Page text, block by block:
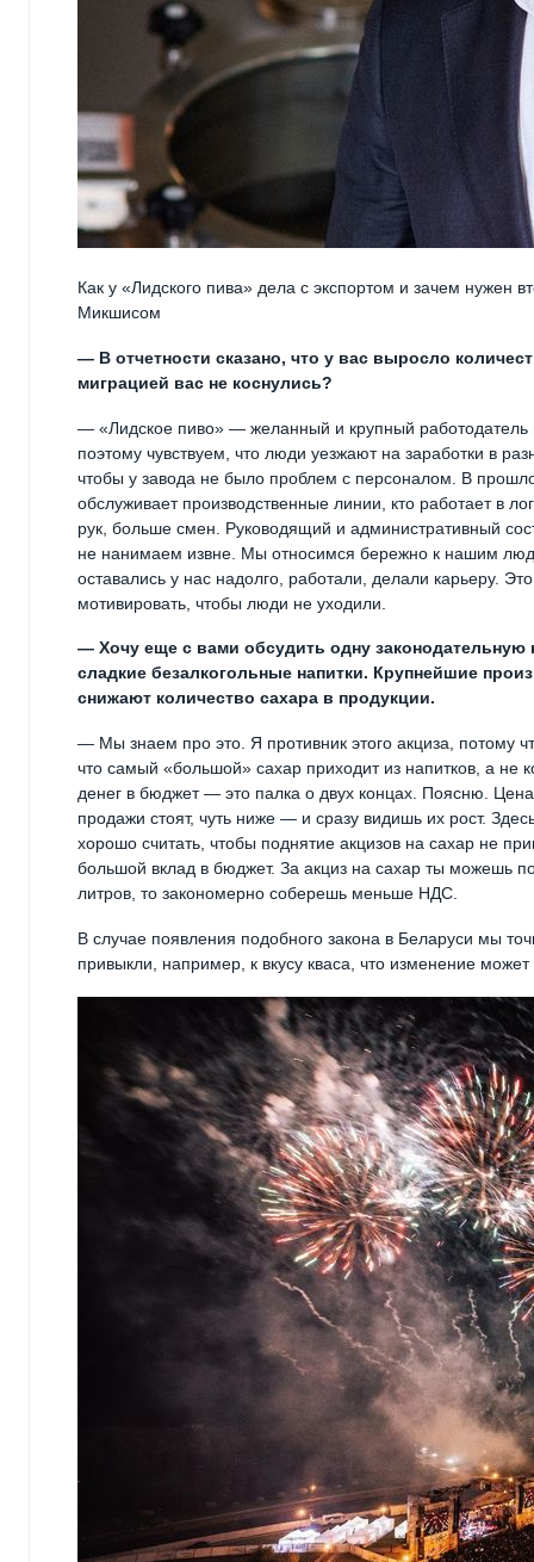
Как у «Лидского пива» дела с экспортом и зачем нужен
Микшисом
— В отчетности сказано, что у вас выросло
миграцией вас не коснулись?
— «Лидское пиво» — желанный и крупный работодатель
поэтому чувствуем, что люди уезжают на заработки в
чтобы у завода не было проблем с персоналом. В
обслуживает производственные линии, кто работает в
рук, больше смен. Руководящий и административный
не нанимаем извне. Мы относимся бережно к нашим
оставались у нас надолго, работали, делали карьеру.
мотивировать, чтобы люди не уходили.
— Хочу еще с вами обсудить одну законодательную
сладкие безалкогольные напитки. Крупнейшие
снижают количество сахара в продукции.
— Мы знаем про это. Я противник этого акциза, потому
что самый «большой» сахар приходит из напитков, а не
денег в бюджет — это палка о двух концах. Поясню.
продажи стоят, чуть ниже — и сразу видишь их рост.
хорошо считать, чтобы поднятие акцизов на сахар не
большой вклад в бюджет. За акциз на сахар ты можешь
литров, то закономерно соберешь меньше НДС.
В случае появления подобного закона в Беларуси мы
привыкли, например, к вкусу кваса, что изменение